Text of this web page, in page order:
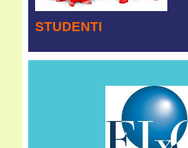
STUDENTI